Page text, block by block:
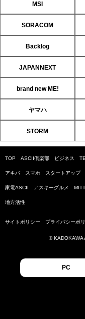
MSI
SORACOM
Backlog
JAPANNEXT
brand new ME!
ヤマハ
STORM
TOP ASCII倶楽部 ビジネス
アキバ スマホ スタートアップ
家電ASCII アスキーグルメ
地方活性
サイトポリシー プライバシーポ
© KADOKAWA
PC